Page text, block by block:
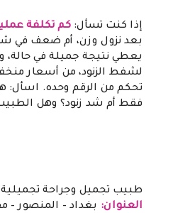
إذا كنت تسأل:كم تكلفة
بعد نزول وزن، أم ضعف في
يعطي نتيجة جميلة في حالة،
لشفط الزنود، من أسعار
تحكم من الرقم وحده. اسأل:
فقط أم شد زنود؟ وهل
طبيب تجميل وجراحة
العنوان: بغداد – المنصور –